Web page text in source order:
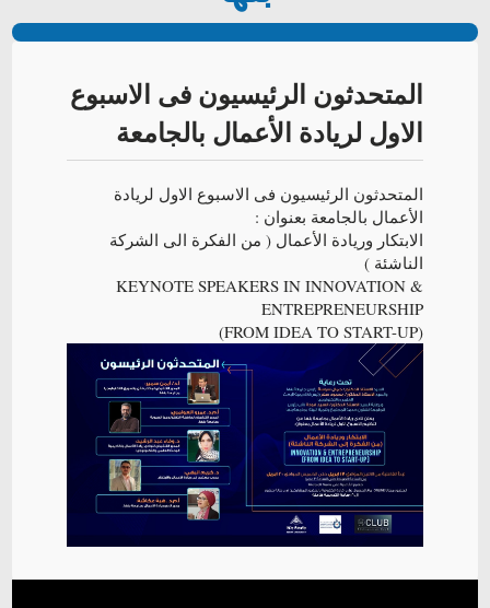
المتحدثون الرئيسيون فى الاسبوع
الاول لريادة الأعمال بالجامعة
المتحدثون الرئيسيون فى الاسبوع الاول لريادة
الأعمال بالجامعة بعنوان :
الابتكار وريادة الأعمال ( من الفكرة الى الشركة
الناشئة )
KEYNOTE SPEAKERS IN INNOVATION &
ENTREPRENEURSHIP
(FROM IDEA TO START-UP)